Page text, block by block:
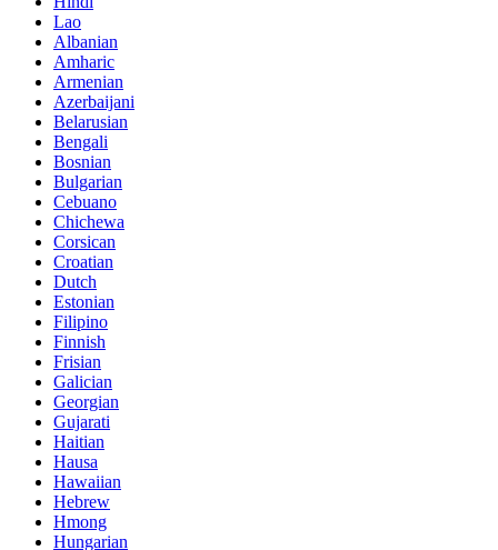
Lao
Albanian
Amharic
Armenian
Azerbaijani
Belarusian
Bengali
Bosnian
Bulgarian
Cebuano
Chichewa
Corsican
Croatian
Dutch
Estonian
Filipino
Finnish
Frisian
Galician
Georgian
Gujarati
Haitian
Hausa
Hawaiian
Hebrew
Hmong
Hungarian